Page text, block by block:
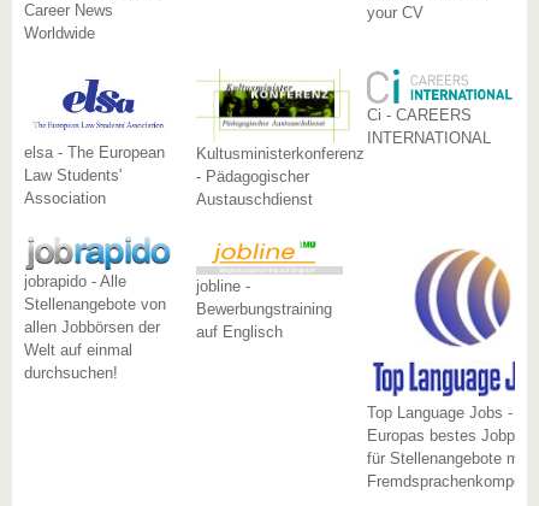
Career News
Worldwide
your CV
elsa - The European
Law Students'
Association
Kultusministerkonferenz
- Pädagogischer
Austauschdienst
Ci - CAREERS
INTERNATIONAL
jobrapido - Alle
Stellenangebote von
allen Jobbörsen der
Welt auf einmal
durchsuchen!
jobline -
Bewerbungstraining
auf Englisch
Top Language Jobs -
Europas bestes
für Stellenangebote mit